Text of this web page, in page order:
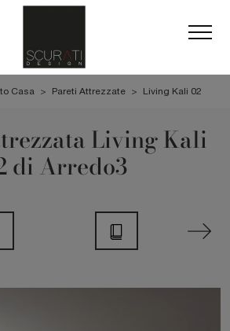
Casa > Pareti Attrezzate > Living Kali 02
Living Kali
di Arredo3